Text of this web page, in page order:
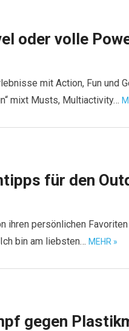
oder volle
mit Action, Fun und
mixt Musts, Multiactivity…
für den
ihren persönlichen
bin am liebsten… MEHR »
gegen